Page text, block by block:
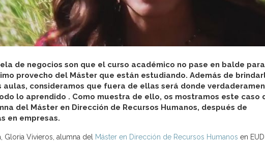
de negocios son que el curso académico no pase en balde
provecho del Máster que están estudiando. Además de
consideramos que fuera de ellas será donde
lo aprendido . Como muestra de ello, os mostramos este caso
del Máster en Dirección de Recursos Humanos, después de
en empresas.
Gloria Vivieros, alumna del Máster en Dirección de Recursos Humanos en